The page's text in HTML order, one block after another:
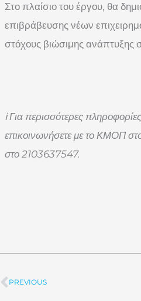
Στο πλαίσιο του έργου, θα
επιβράβευσης νέων
στόχους βιώσιμης ανάπτυξης
ℹ Για περισσότερες
επικοινωνήσετε με το ΚΜΟΠ
στο 2103637547.
Prev
PREVIOUS